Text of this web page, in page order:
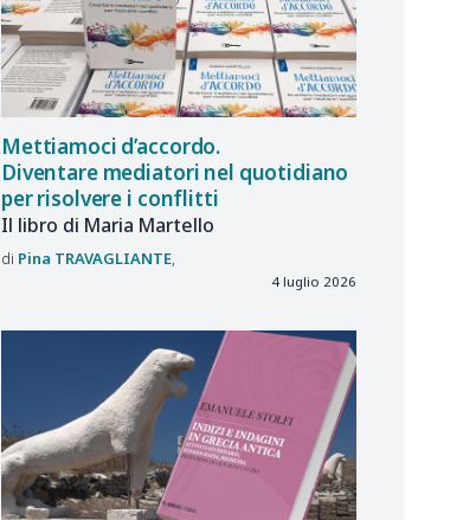
Mettiamoci d’accordo.
Diventare mediatori nel quotidiano
per risolvere i conflitti
Il libro di Maria Martello
Pina TRAVAGLIANTE
4 luglio 2026